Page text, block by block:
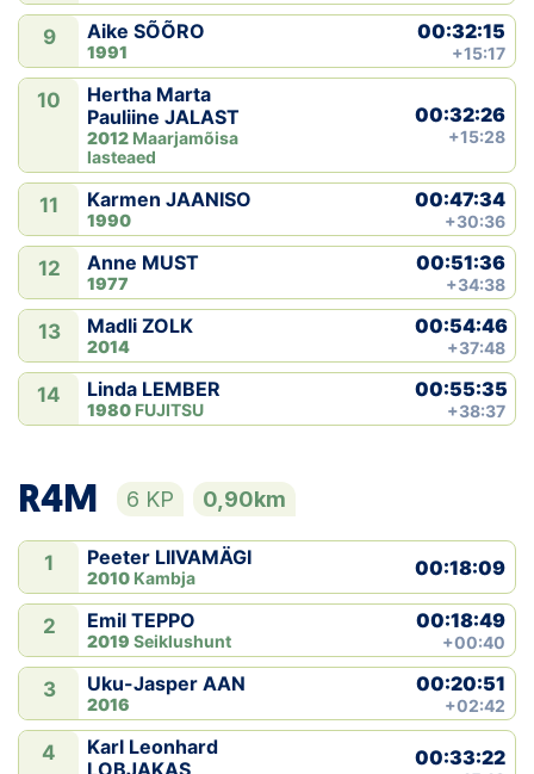
9 Aike SÕÕRO
1991
00:32:15
+15:17
10
Hertha Marta
Pauliine JALAST
2012 Maarjamõisa
lasteaed
00:32:26
+15:28
11 Karmen JAANISO
1990
00:47:34
+30:36
12 Anne MUST
1977
00:51:36
+34:38
13 Madli ZOLK
2014
00:54:46
+37:48
14 Linda LEMBER
1980 FUJITSU
00:55:35
+38:37
R4M 6 KP 0,90km
1 Peeter LIIVAMÄGI
2010 Kambja 00:18:09
2 Emil TEPPO
2019 Seiklushunt
00:18:49
+00:40
3 Uku-Jasper AAN
2016
00:20:51
+02:42
4
Karl Leonhard
LOBJAKAS
00:33:22